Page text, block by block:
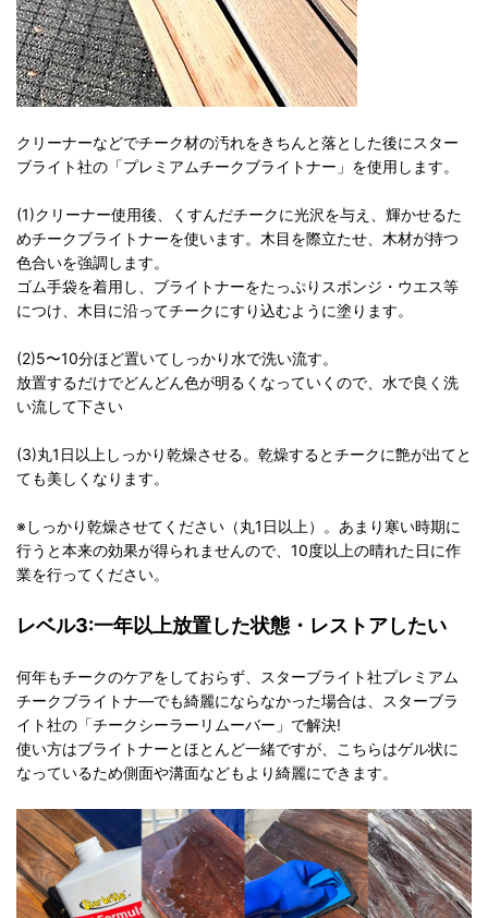
クリーナーなどでチーク材の汚れをきちんと落とした後にスター
ブライト社の「プレミアムチークブライトナー」を使用します。
(1)クリーナー使用後、くすんだチークに光沢を与え、輝かせるた
めチークブライトナーを使います。木目を際立たせ、木材が持つ
色合いを強調します。
ゴム手袋を着用し、ブライトナーをたっぷりスポンジ・ウエス等
につけ、木目に沿ってチークにすり込むように塗ります。
(2)5〜10分ほど置いてしっかり水で洗い流す。
放置するだけでどんどん色が明るくなっていくので、水で良く洗
い流して下さい
(3)丸1日以上しっかり乾燥させる。乾燥するとチークに艶が出てと
ても美しくなります。
※しっかり乾燥させてください（丸1日以上）。あまり寒い時期に
行うと本来の効果が得られませんので、10度以上の晴れた日に作
業を行ってください。
レベル3:一年以上放置した状態・レストアしたい
何年もチークのケアをしておらず、スターブライト社プレミアム
チークブライトナ―でも綺麗にならなかった場合は、スターブラ
イト社の「チークシーラーリムーバー」で解決!
使い方はブライトナーとほとんど一緒ですが、こちらはゲル状に
なっているため側面や溝面などもより綺麗にできます。